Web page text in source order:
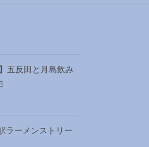
五反田と月島飲み
ラーメンストリー